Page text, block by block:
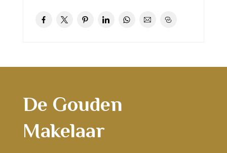
De Gouden
Makelaar